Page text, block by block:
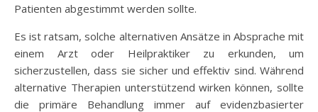
Patienten abgestimmt werden sollte.
Es ist ratsam, solche alternativen Ansätze in Absprache mit
einem Arzt oder Heilpraktiker zu erkunden, um
sicherzustellen, dass sie sicher und effektiv sind. Während
alternative Therapien unterstützend wirken können, sollte
die primäre Behandlung immer auf evidenzbasierter